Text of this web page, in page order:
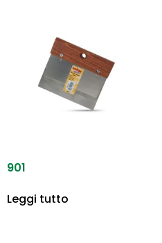
901
Leggi tutto